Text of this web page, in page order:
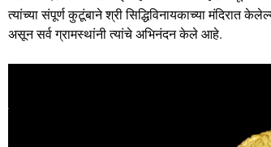
त्यांच्या संपूर्ण कुटूंबाने श्री सिद्धिविनायकाच्या मंदिरात
असून सर्व ग्रामस्थांनी त्यांचे अभिनंदन केले आहे.